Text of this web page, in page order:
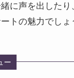
に声を出した
トの魅力でしょ
ー